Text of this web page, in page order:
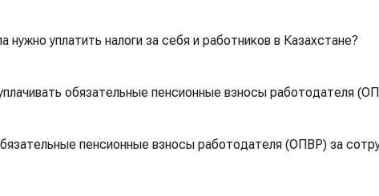
нужно уплатить налоги за себя и работников в Казахстане?
обязательные пенсионные взносы работодателя
пенсионные взносы работодателя (ОПВР) за